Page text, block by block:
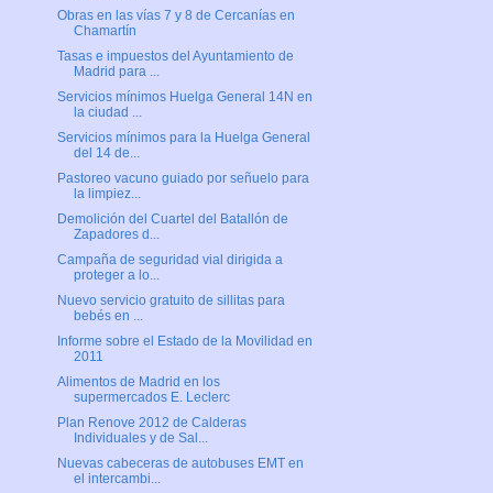
Obras en las vías 7 y 8 de Cercanías en
Chamartín
Tasas e impuestos del Ayuntamiento de
Madrid para ...
Servicios mínimos Huelga General 14N en
la ciudad ...
Servicios mínimos para la Huelga General
del 14 de...
Pastoreo vacuno guiado por señuelo para
la limpiez...
Demolición del Cuartel del Batallón de
Zapadores d...
Campaña de seguridad vial dirigida a
proteger a lo...
Nuevo servicio gratuito de sillitas para
bebés en ...
Informe sobre el Estado de la Movilidad en
2011
Alimentos de Madrid en los
supermercados E. Leclerc
Plan Renove 2012 de Calderas
Individuales y de Sal...
Nuevas cabeceras de autobuses EMT en
el intercambi...